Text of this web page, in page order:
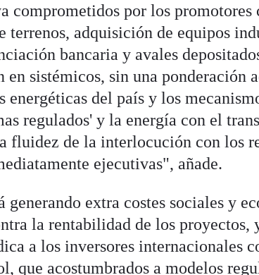
comprometidos por los promotores
terrenos, adquisición de equipos
bancaria y avales
sistémicos, sin una ponderación
energéticas del país y los
regulados' y la energía con el
fluidez de la interlocución con los
ejecutivas", añade.
extra costes sociales y
la rentabilidad de los proyectos,
a los inversores internacionales
que acostumbrados a modelos